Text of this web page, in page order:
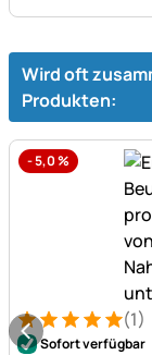
Wird oft
Produkten:
-5,0%
Bewertung: 5
1 Bewertung (1)
Sofort verfügbar